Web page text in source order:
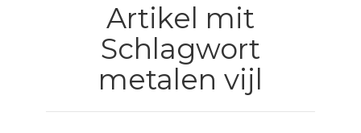
Artikel mit
Schlagwort
metalen vijl